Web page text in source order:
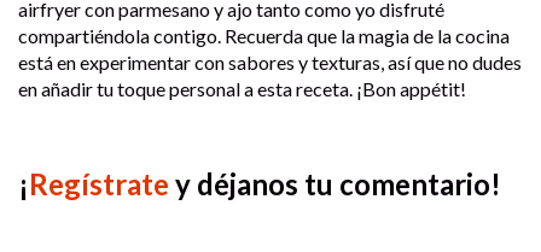
airfryer con parmesano y ajo tanto como yo disfruté
compartiéndola contigo. Recuerda que la magia de la cocina
está en experimentar con sabores y texturas, así que no dudes
en añadir tu toque personal a esta receta. ¡Bon appétit!
¡Regístrate y déjanos tu comentario!